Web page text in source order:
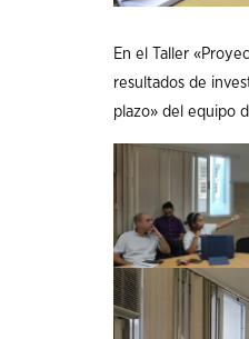
En el Taller
resultados de
plazo» del equipo